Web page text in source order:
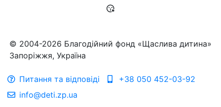
© 2004-2026 Благодійний фонд «Щаслива дитина»
Запоріжжя, Україна
Питання та відповіді
+38 050 452-03-92
info@deti.zp.ua